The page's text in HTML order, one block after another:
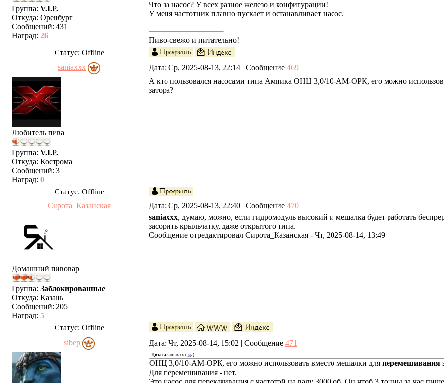
Группа: V.I.P.
Откуда: Оренбург
Сообщений: 431
Наград: 26
Что за насос? У всех разное железо и конфигурации!
У меня частотник плавно пускает и останавливает насос.
Пиво-свежо и питательно!
Статус: Offline
saniaxxx
Дата: Ср, 2025-08-13, 22:14 | Сообщение 469
Любитель пива
Группа: V.I.P.
Откуда: Кострома
Сообщений: 3
Наград: 0
А кто пользовался насосами типа Ампика ОНЦ 3,0/10-АМ-ОРК, его можно
затора?
Статус: Offline
Сирота_Казанская
Дата: Ср, 2025-08-13, 22:40 | Сообщение 470
Домашний пивовар
Группа: Заблокированные
Откуда: Казань
Сообщений: 205
Наград: 5
saniaxxx, думаю, можно, если гидромодуль высокий и мешалка будет работать
засорить крыльчатку, даже открытого типа.
Сообщение отредактировал Сирота_Казанская - Чт, 2025-08-14, 13:49
Статус: Offline
sibep
Дата: Чт, 2025-08-14, 15:02 | Сообщение 471
Цитата saniaxxx ( )
ОНЦ 3,0/10-АМ-ОРК, его можно использовать вместо мешалки для перемешивания
Для перемешивания - нет.
Это насос для перекачивания с частотой на валу 3000 об. Он чтоб 3 тонны за час